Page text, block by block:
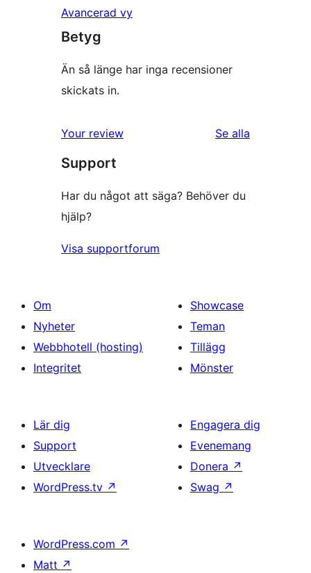
Avancerad vy
Betyg
Än så länge har inga recensioner
skickats in.
Your review
Se alla
Support
Har du något att säga? Behöver du
hjälp?
Visa supportforum
Om
Nyheter
Webbhotell (hosting)
Integritet
Showcase
Teman
Tillägg
Mönster
Lär dig
Support
Utvecklare
WordPress.tv ↗
Engagera dig
Evenemang
Donera ↗
Swag ↗
WordPress.com ↗
Matt ↗